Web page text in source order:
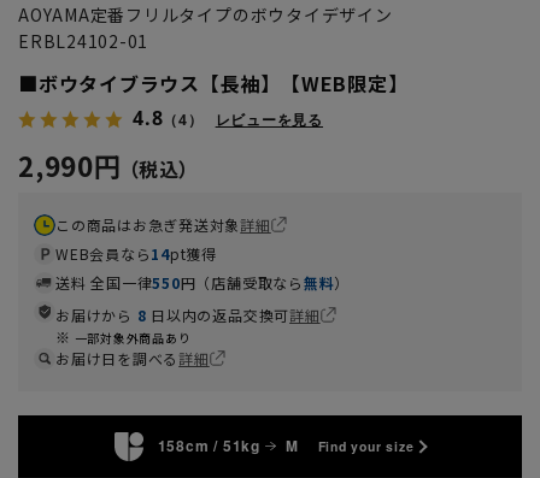
AOYAMA定番フリルタイプのボウタイデザイン
ERBL24102-01
■ボウタイブラウス【長袖】【WEB限定】
4.8 （4） レビューを見る
2,990円
この商品はお急ぎ発送対象詳細
WEB会員なら14pt獲得
送料 全国一律550円（店舗受取なら無料）
お届けから 8 日以内の返品交換可詳細
一部対象外商品あり
お届け日を調べる詳細
158cm / 51kg M Find your size